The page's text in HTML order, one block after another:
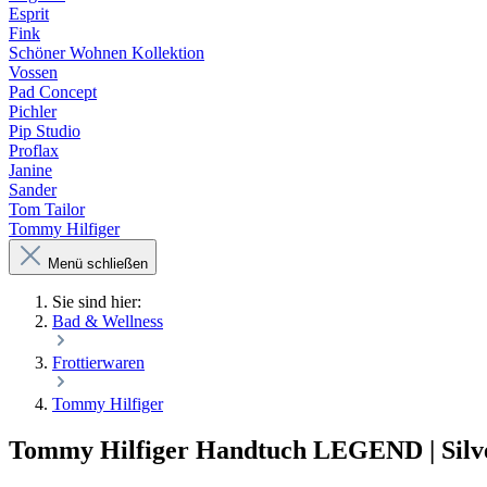
Esprit
Fink
Schöner Wohnen Kollektion
Vossen
Pad Concept
Pichler
Pip Studio
Proflax
Janine
Sander
Tom Tailor
Tommy Hilfiger
Menü schließen
Sie sind hier:
Bad & Wellness
Frottierwaren
Tommy Hilfiger
Tommy Hilfiger Handtuch LEGEND |